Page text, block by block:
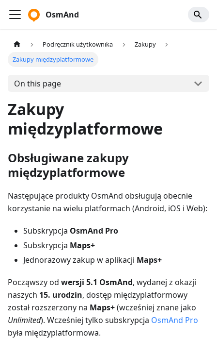
OsmAnd
Podręcznik użytkownika
Zakupy
Zakupy międzyplatformowe
On this page
Zakupy
międzyplatformowe
Obsługiwane zakupy
międzyplatformowe
Następujące produkty OsmAnd obsługują obecnie
korzystanie na wielu platformach (Android, iOS i Web):
Subskrypcja OsmAnd Pro
Subskrypcja Maps+
Jednorazowy zakup w aplikacji Maps+
Począwszy od wersji 5.1 OsmAnd, wydanej z okazji
naszych 15. urodzin, dostęp międzyplatformowy
został rozszerzony na Maps+(wcześniej znane jako
Unlimited). Wcześniej tylko subskrypcja OsmAnd Pro
była międzyplatformowa.